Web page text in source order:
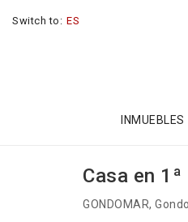
Switch to: ES
INMUEBLES
Casa en
GONDOMAR,